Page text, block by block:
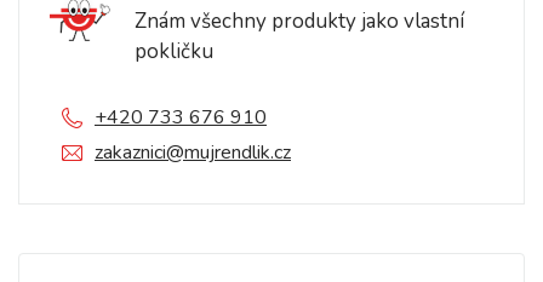
Znám všechny produkty jako vlastní
pokličku
+420 733 676 910
zakaznici@mujrendlik.cz